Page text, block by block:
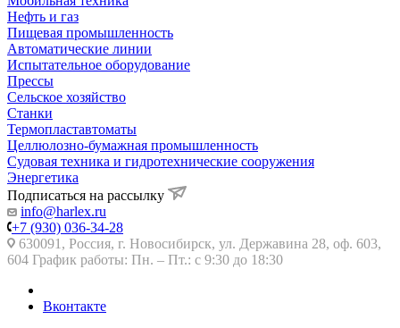
Нефть и газ
Пищевая промышленность
Автоматические линии
Испытательное оборудование
Прессы
Сельское хозяйство
Станки
Термопластавтоматы
Целлюлозно-бумажная промышленность
Судовая техника и гидротехнические сооружения
Энергетика
Подписаться на рассылку
info@harlex.ru
+7 (930) 036-34-28
630091, Россия, г. Новосибирск, ул. Державина 28, оф. 603,
604 График работы: Пн. – Пт.: с 9:30 до 18:30
Вконтакте